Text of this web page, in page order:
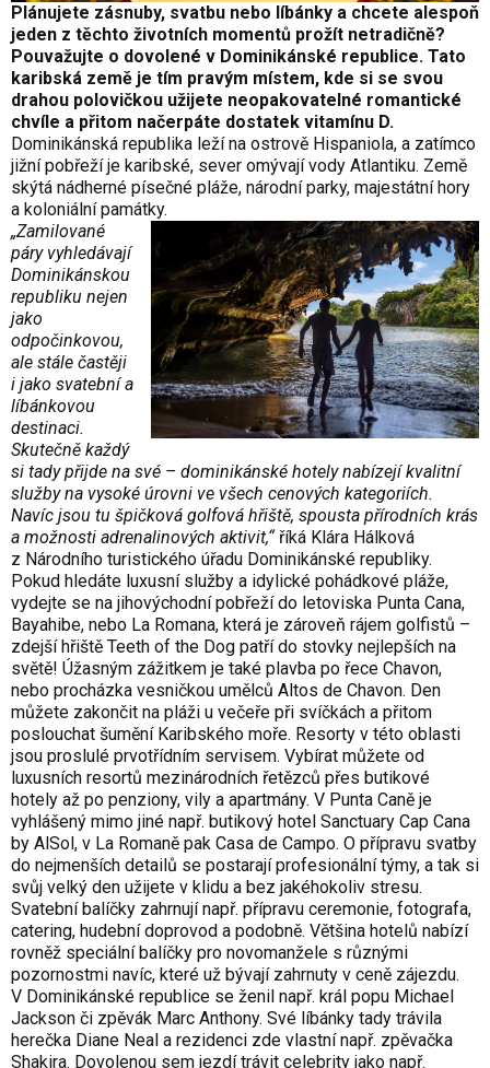
Plánujete zásnuby, svatbu nebo líbánky a chcete alespoň
jeden z těchto životních momentů prožít netradičně?
Pouvažujte o dovolené v Dominikánské republice. Tato
karibská země je tím pravým místem, kde si se svou
drahou polovičkou užijete neopakovatelné romantické
chvíle a přitom načerpáte dostatek vitamínu D.
Dominikánská republika leží na ostrově Hispaniola, a zatímco
jižní pobřeží je karibské, sever omývají vody Atlantiku. Země
skýtá nádherné písečné pláže, národní parky, majestátní hory
a koloniální památky.
„Zamilované
páry vyhledávají
Dominikánskou
republiku nejen
jako
odpočinkovou,
ale stále častěji
i jako svatební a
líbánkovou
destinaci.
Skutečně každý
si tady přijde na své – dominikánské hotely nabízejí kvalitní
služby na vysoké úrovni ve všech cenových kategoriích.
Navíc jsou tu špičková golfová hřiště, spousta přírodních krás
a možnosti adrenalinových aktivit,“říká Klára Hálková
z Národního turistického úřadu Dominikánské republiky.
Pokud hledáte luxusní služby a idylické pohádkové pláže,
vydejte se na jihovýchodní pobřeží do letoviska Punta Cana,
Bayahibe, nebo La Romana, která je zároveň rájem golfistů –
zdejší hřiště Teeth of the Dog patří do stovky nejlepších na
světě! Úžasným zážitkem je také plavba po řece Chavon,
nebo procházka vesničkou umělců Altos de Chavon. Den
můžete zakončit na pláži u večeře při svíčkách a přitom
poslouchat šumění Karibského moře. Resorty v této oblasti
jsou proslulé prvotřídním servisem. Vybírat můžete od
luxusních resortů mezinárodních řetězců přes butikové
hotely až po penziony, vily a apartmány. V Punta Caně je
vyhlášený mimo jiné např. butikový hotel Sanctuary Cap Cana
by AlSol, v La Romaně pak Casa de Campo. O přípravu svatby
do nejmenších detailů se postarají profesionální týmy, a tak si
svůj velký den užijete v klidu a bez jakéhokoliv stresu.
Svatební balíčky zahrnují např. přípravu ceremonie, fotografa,
catering, hudební doprovod a podobně. Většina hotelů nabízí
rovněž speciální balíčky pro novomanžele s různými
pozornostmi navíc, které už bývají zahrnuty v ceně zájezdu.
V Dominikánské republice se ženil např. král popu Michael
Jackson či zpěvák Marc Anthony. Své líbánky tady trávila
herečka Diane Neal a rezidenci zde vlastní např. zpěvačka
Shakira. Dovolenou sem jezdí trávit celebrity jako např.